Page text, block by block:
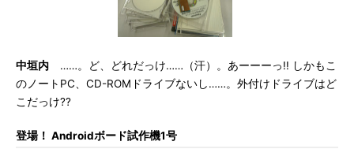
中垣内 ……。ど、どれだっけ……（汗）。あーーーっ!! しかもこ
のノートPC、CD-ROMドライブないし……。外付けドライブはど
こだっけ??
登場！ Androidボード試作機1号